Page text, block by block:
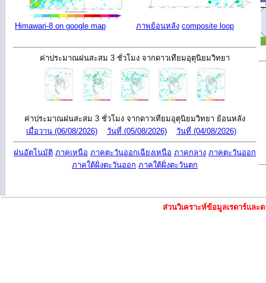
Himawari-8 on google map ภาพย้อนหลัง composite loop
ค่าประมาณฝนสะสม 3 ชั่วโมง จากดาวเทียมอุตุนิยมวิทยา
ค่าประมาณฝนสะสม 3 ชั่วโมง จากดาวเทียมอุตุนิยมวิทยา ย้อนหลัง
เมื่อวาน (06/08/2026)
วันที่ (05/08/2026) วันที่ (04/08/2026)
ฝนอัตโนมัติ ภาคเหนือ ภาคตะวันออกเฉียงเหนือ ภาคกลาง ภาคตะวันออก
ภาคใต้ฝั่งตะวันออก ภาคใต้ฝั่งตะวันตก
ส่วนวิเคราะห์ข้อมูลเรดาร์แล